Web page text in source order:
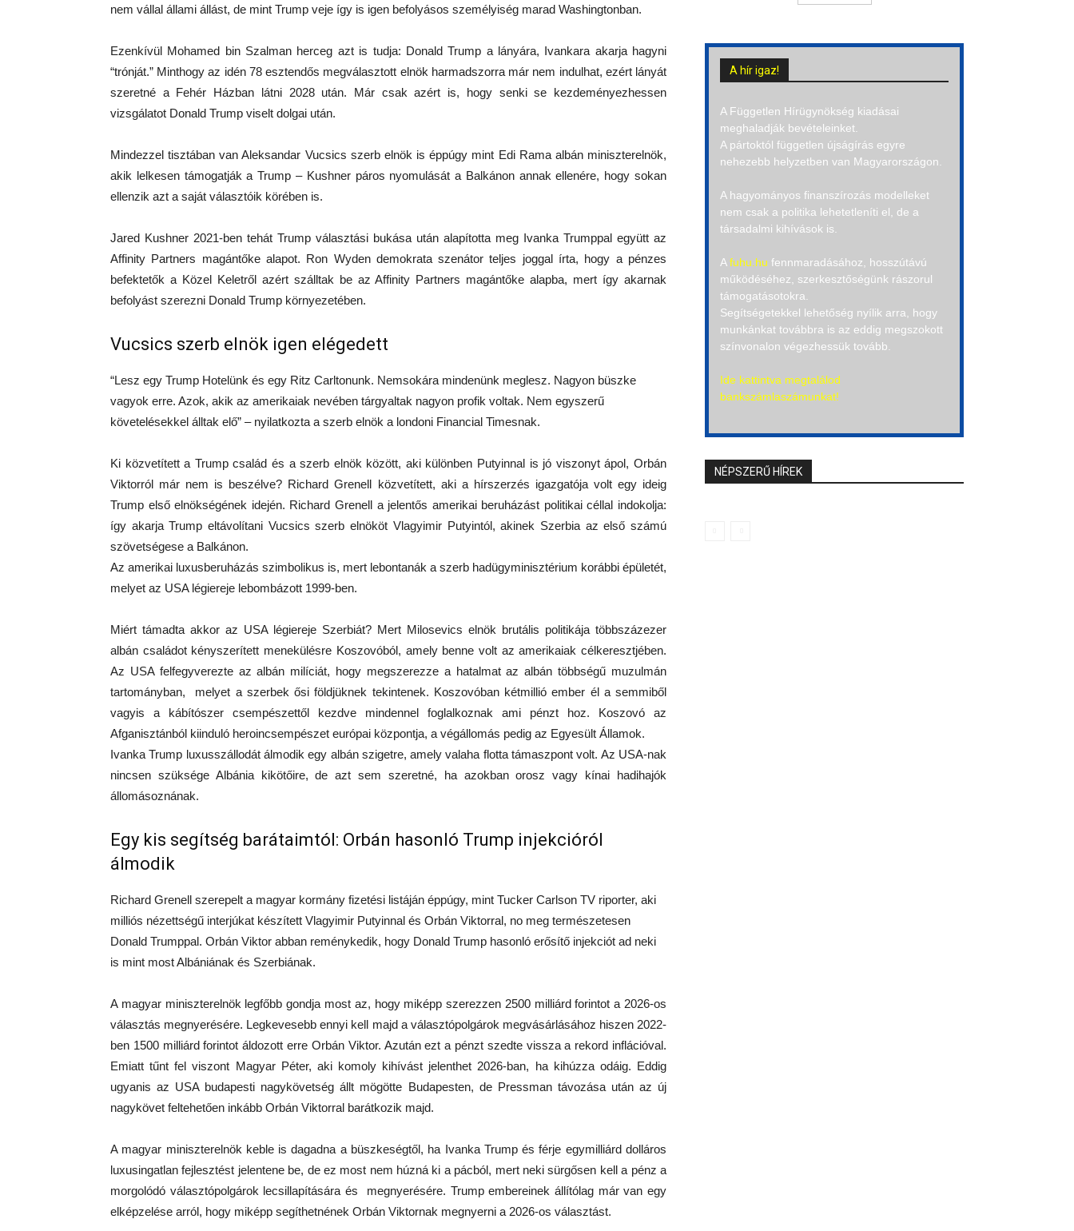
nem vállal állami állást, de mint Trump veje így is igen befolyásos személyiség marad Washingtonban.
Ezenkívül Mohamed bin Szalman herceg azt is tudja: Donald Trump a lányára, Ivankara akarja hagyni
“trónját.” Minthogy az idén 78 esztendős megválasztott elnök harmadszorra már nem indulhat, ezért lányát
szeretné a Fehér Házban látni 2028 után. Már csak azért is, hogy senki se kezdeményezhessen
vizsgálatot Donald Trump viselt dolgai után.
Mindezzel tisztában van Aleksandar Vucsics szerb elnök is éppúgy mint Edi Rama albán miniszterelnök,
akik lelkesen támogatják a Trump – Kushner páros nyomulását a Balkánon annak ellenére, hogy sokan
ellenzik azt a saját választóik körében is.
Jared Kushner 2021-ben tehát Trump választási bukása után alapította meg Ivanka Trumppal együtt az
Affinity Partners magántőke alapot. Ron Wyden demokrata szenátor teljes joggal írta, hogy a pénzes
befektetők a Közel Keletről azért szálltak be az Affinity Partners magántőke alapba, mert így akarnak
befolyást szerezni Donald Trump környezetében.
Vucsics szerb elnök igen elégedett
“Lesz egy Trump Hotelünk és egy Ritz Carltonunk. Nemsokára mindenünk meglesz. Nagyon büszke
vagyok erre. Azok, akik az amerikaiak nevében tárgyaltak nagyon profik voltak. Nem egyszerű
követelésekkel álltak elő” – nyilatkozta a szerb elnök a londoni Financial Timesnak.
Ki közvetített a Trump család és a szerb elnök között, aki különben Putyinnal is jó viszonyt ápol, Orbán
Viktorról már nem is beszélve? Richard Grenell közvetített, aki a hírszerzés igazgatója volt egy ideig
Trump első elnökségének idején. Richard Grenell a jelentős amerikai beruházást politikai céllal indokolja:
így akarja Trump eltávolítani Vucsics szerb elnököt Vlagyimir Putyintól, akinek Szerbia az első számú
szövetségese a Balkánon.
Az amerikai luxusberuházás szimbolikus is, mert lebontanák a szerb hadügyminisztérium korábbi épületét,
melyet az USA légiereje lebombázott 1999-ben.
Miért támadta akkor az USA légiereje Szerbiát? Mert Milosevics elnök brutális politikája többszázezer
albán családot kényszerített menekülésre Koszovóból, amely benne volt az amerikaiak célkeresztjében.
Az USA felfegyverezte az albán milíciát, hogy megszerezze a hatalmat az albán többségű muzulmán
tartományban, melyet a szerbek ősi földjüknek tekintenek. Koszovóban kétmillió ember él a semmiből
vagyis a kábítószer csempészettől kezdve mindennel foglalkoznak ami pénzt hoz. Koszovó az
Afganisztánból kiinduló heroincsempészet európai központja, a végállomás pedig az Egyesült Államok.
Ivanka Trump luxusszállodát álmodik egy albán szigetre, amely valaha flotta támaszpont volt. Az USA-nak
nincsen szüksége Albánia kikötőire, de azt sem szeretné, ha azokban orosz vagy kínai hadihajók
állomásoznának.
Egy kis segítség barátaimtól: Orbán hasonló Trump injekcióról
álmodik
Richard Grenell szerepelt a magyar kormány fizetési listáján éppúgy, mint Tucker Carlson TV riporter, aki
milliós nézettségű interjúkat készített Vlagyimir Putyinnal és Orbán Viktorral, no meg természetesen
Donald Trumppal. Orbán Viktor abban reménykedik, hogy Donald Trump hasonló erősítő injekciót ad neki
is mint most Albániának és Szerbiának.
A magyar miniszterelnök legfőbb gondja most az, hogy miképp szerezzen 2500 milliárd forintot a 2026-os
választás megnyerésére. Legkevesebb ennyi kell majd a választópolgárok megvásárlásához hiszen 2022-
ben 1500 milliárd forintot áldozott erre Orbán Viktor. Azután ezt a pénzt szedte vissza a rekord inflációval.
Emiatt tűnt fel viszont Magyar Péter, aki komoly kihívást jelenthet 2026-ban, ha kihúzza odáig. Eddig
ugyanis az USA budapesti nagykövetség állt mögötte Budapesten, de Pressman távozása után az új
nagykövet feltehetően inkább Orbán Viktorral barátkozik majd.
A magyar miniszterelnök keble is dagadna a büszkeségtől, ha Ivanka Trump és férje egymilliárd dolláros
luxusingatlan fejlesztést jelentene be, de ez most nem húzná ki a pácból, mert neki sürgősen kell a pénz a
morgolódó választópolgárok lecsillapítására és megnyerésére. Trump embereinek állítólag már van egy
elképzelése arról, hogy miképp segíthetnének Orbán Viktornak megnyerni a 2026-os választást.
A hír igaz!
A Független Hírügynökség kiadásai
meghaladják bevételeinket.
A pártoktól független újságírás egyre
nehezebb helyzetben van Magyarországon.
A hagyományos finanszírozás modelleket
nem csak a politika lehetetleníti el, de a
társadalmi kihívások is.
Afuhu.hu fennmaradásához, hosszútávú
működéséhez, szerkesztőségünk rászorul
támogatásotokra.
Segítségetekkel lehetőség nyílik arra, hogy
munkánkat továbbra is az eddig megszokott
színvonalon végezhessük tovább.
Ide kattintva megtalálod
bankszámlaszámunkat!
NÉPSZERŰ HÍREK